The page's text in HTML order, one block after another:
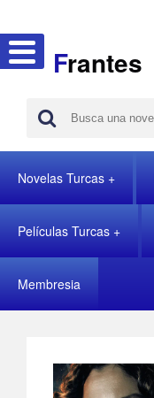
Frantes
Novelas Turcas
Películas Turcas
Membresia